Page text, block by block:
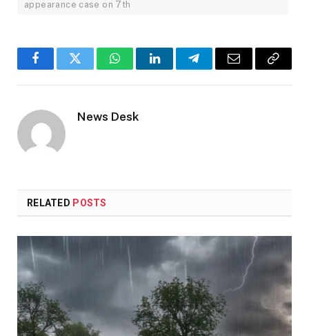
appearance case on 7th
FacebookTwitter WhatsAppLinkedInTelegramEmail
Copy
News Desk
RELATED POSTS